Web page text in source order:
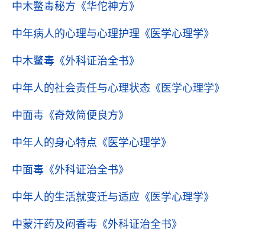
中木鳖毒秘方 《华佗神方》
中年病人的心理与心理护理 《医学心理学》
中木鳖毒 《外科证治全书》
中年人的社会责任与心理状态 《医学心理学》
中面毒 《奇效简便良方》
中年人的身心特点 《医学心理学》
中面毒 《外科证治全书》
中年人的生活就变迁与适应 《医学心理学》
中蒙汗药及闷香毒 《外科证治全书》